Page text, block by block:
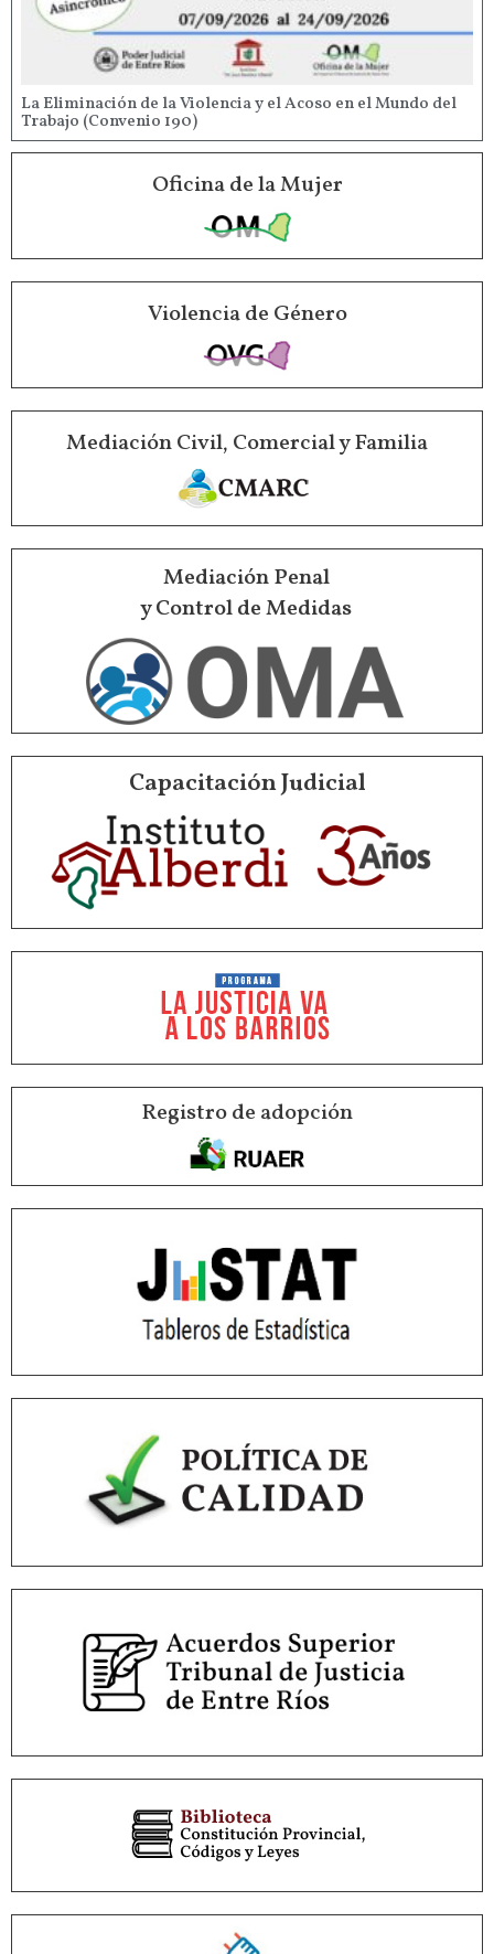
La Eliminación de la Violencia y el Acoso en el Mundo del
Trabajo (Convenio 190)
Oficina de la Mujer
Violencia de Género
Mediación Civil, Comercial y Familia
Mediación Penal
y Control de Medidas
Capacitación Judicial
Registro de adopción